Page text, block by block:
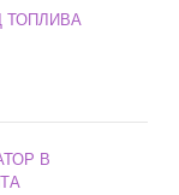
ТОПЛИВА
В